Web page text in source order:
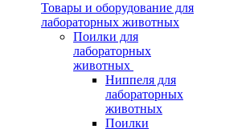
Товары и оборудование для
лабораторных животных
Поилки для
лабораторных
животных
Ниппеля для
лабораторных
животных
Поилки